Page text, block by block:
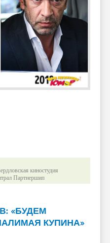
киностудия
Партнершип
«БУДЕМ
КУПИНА»